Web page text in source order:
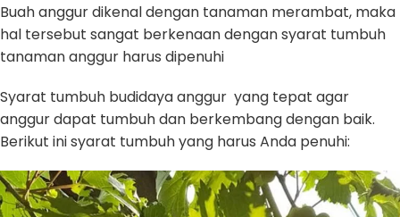
Buah anggur dikenal dengan tanaman merambat, maka
hal tersebut sangat berkenaan dengan syarat tumbuh
tanaman anggur harus dipenuhi
Syarat tumbuh budidaya anggur yang tepat agar
anggur dapat tumbuh dan berkembang dengan baik.
Berikut ini syarat tumbuh yang harus Anda penuhi: